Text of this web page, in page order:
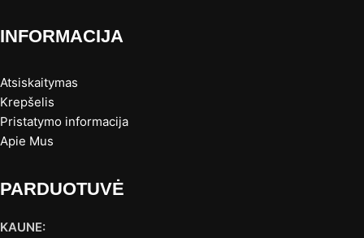
INFORMACIJA
Atsiskaitymas
Krepšelis
Pristatymo informacija
Apie Mus
PARDUOTUVĖ
KAUNE: